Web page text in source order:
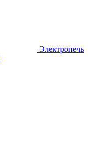
Электропечь